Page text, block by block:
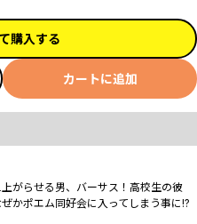
購入する
カートに追加
がらせる男、バーサス！高校生の彼
かポエム同好会に入ってしまう事に!?